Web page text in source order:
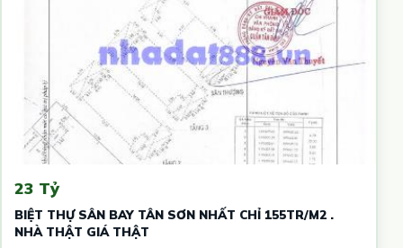
23 Tỷ
BIỆT THỰ SÂN BAY TÂN SƠN NHẤT CHỈ 155TR/M2 .
NHÀ THẬT GIÁ THẬT